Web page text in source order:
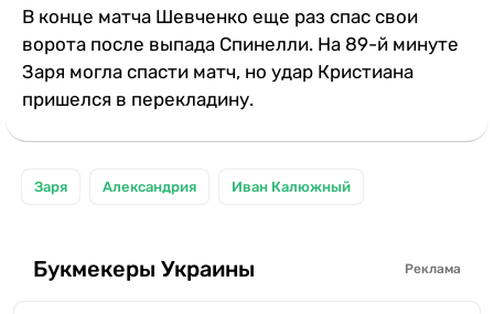
В конце матча Шевченко еще раз спас свои
ворота после выпада Спинелли. На 89-й минуте
Заря могла спасти матч, но удар Кристиана
пришелся в перекладину.
Заря Александрия Иван Калюжный
Букмекеры Украины Реклама